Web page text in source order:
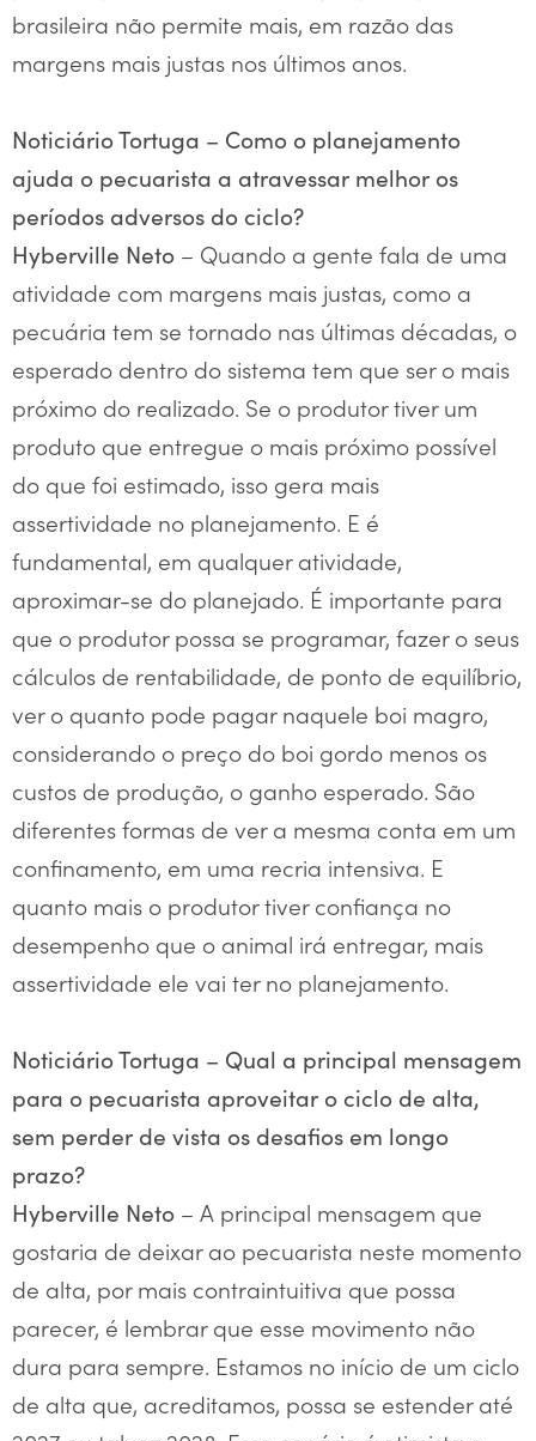
brasileira não permite mais, em razão das
margens mais justas nos últimos anos.
Noticiário Tortuga – Como o planejamento
ajuda o pecuarista a atravessar melhor os
períodos adversos do ciclo?
Hyberville Neto – Quando a gente fala de uma
atividade com margens mais justas, como a
pecuária tem se tornado nas últimas décadas, o
esperado dentro do sistema tem que ser o mais
próximo do realizado. Se o produtor tiver um
produto que entregue o mais próximo possível
do que foi estimado, isso gera mais
assertividade no planejamento. E é
fundamental, em qualquer atividade,
aproximar-se do planejado. É importante para
que o produtor possa se programar, fazer o seus
cálculos de rentabilidade, de ponto de equilíbrio,
ver o quanto pode pagar naquele boi magro,
considerando o preço do boi gordo menos os
custos de produção, o ganho esperado. São
diferentes formas de ver a mesma conta em um
confinamento, em uma recria intensiva. E
quanto mais o produtor tiver confiança no
desempenho que o animal irá entregar, mais
assertividade ele vai ter no planejamento.
Noticiário Tortuga – Qual a principal mensagem
para o pecuarista aproveitar o ciclo de alta,
sem perder de vista os desafios em longo
prazo?
Hyberville Neto – A principal mensagem que
gostaria de deixar ao pecuarista neste momento
de alta, por mais contraintuitiva que possa
parecer, é lembrar que esse movimento não
dura para sempre. Estamos no início de um ciclo
de alta que, acreditamos, possa se estender até